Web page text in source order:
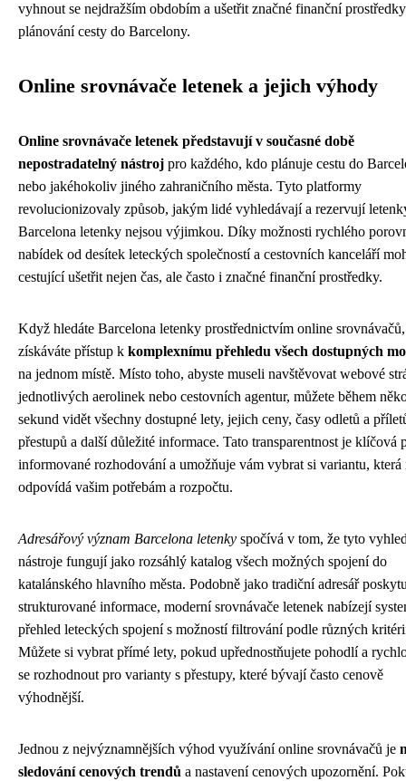
vyhnout se nejdražším obdobím a ušetřit značné finanční
plánování cesty do Barcelony.
Online srovnávače letenek a jejich výhody
Online srovnávače letenek představují v současné době
nepostradatelný nástroj pro každého, kdo plánuje cestu do
nebo jakéhokoliv jiného zahraničního města. Tyto platformy
revolucionizovaly způsob, jakým lidé vyhledávají a rezervují
Barcelona letenky nejsou výjimkou. Díky možnosti rychlého
nabídek od desítek leteckých společností a cestovních kanceláří
cestující ušetřit nejen čas, ale často i značné finanční prostředky.
Když hledáte Barcelona letenky prostřednictvím online srovnávačů,
získáváte přístup k komplexnímu přehledu všech dostupných
na jednom místě. Místo toho, abyste museli navštěvovat webové
jednotlivých aerolinek nebo cestovních agentur, můžete během
sekund vidět všechny dostupné lety, jejich ceny, časy odletů a
přestupů a další důležité informace. Tato transparentnost je klíčová
informované rozhodování a umožňuje vám vybrat si variantu, která
odpovídá vašim potřebám a rozpočtu.
Adresářový význam Barcelona letenky spočívá v tom, že tyto
nástroje fungují jako rozsáhlý katalog všech možných spojení do
katalánského hlavního města. Podobně jako tradiční adresář
strukturované informace, moderní srovnávače letenek nabízejí
přehled leteckých spojení s možností filtrování podle různých
Můžete si vybrat přímé lety, pokud upřednostňujete pohodlí a
se rozhodnout pro varianty s přestupy, které bývají často cenově
výhodnější.
Jednou z nejvýznamnějších výhod využívání online srovnávačů je
sledování cenových trendů a nastavení cenových upozornění.